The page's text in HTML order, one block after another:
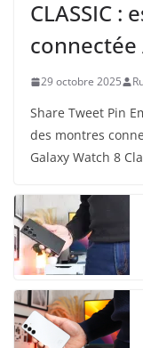
CLASSIC :
29 octobre 2025
Share Tweet Pin
des montres
Galaxy Watch 8